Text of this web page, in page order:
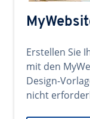
Erstellen Sie
mit den
Design-
nicht